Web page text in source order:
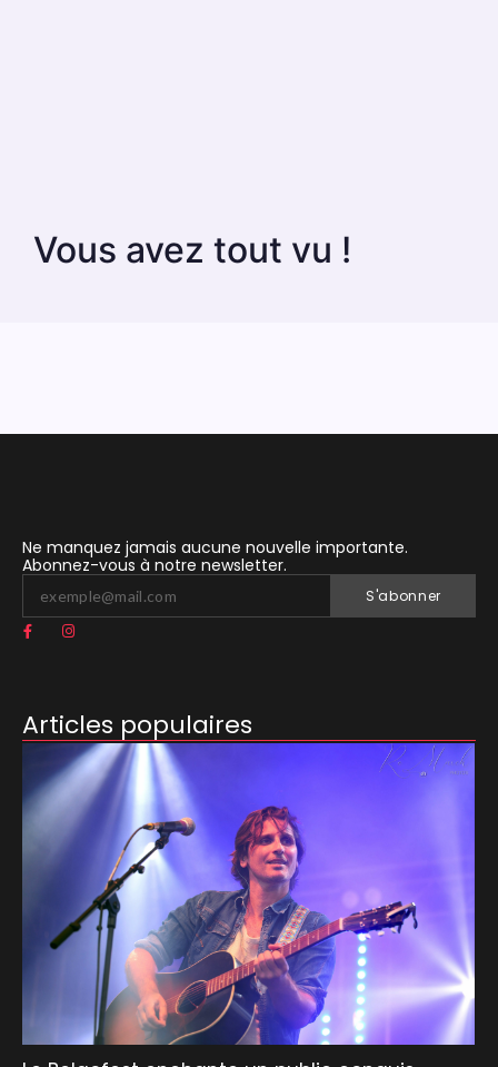
Vous avez tout vu !
Ne manquez jamais aucune nouvelle importante.
Abonnez-vous à notre newsletter.
S'abonner
Articles populaires